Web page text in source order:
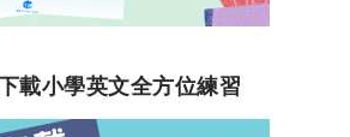
載小學英文全方位練習